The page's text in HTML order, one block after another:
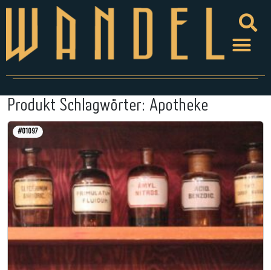
Produkt Schlagwörter: Apotheke
#01097